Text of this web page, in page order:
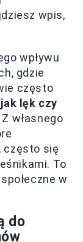
wpis,
wpływu
gdzie
często
lęk czy
Z własnego
często się
To
w
do